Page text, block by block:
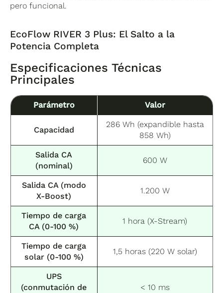
pero funcional.
EcoFlow RIVER 3 Plus: El Salto a la
Potencia Completa
Especificaciones Técnicas
Principales
Parámetro Valor
Capacidad
286 Wh (expandible hasta
858 Wh)
Salida CA
(nominal)
600 W
Salida CA (modo
X-Boost)
1.200 W
Tiempo de carga
CA (0-100 %)
1 hora (X-Stream)
Tiempo de carga
solar (0-100 %)
1,5 horas (220 W solar)
UPS
(conmutación de
< 10 ms